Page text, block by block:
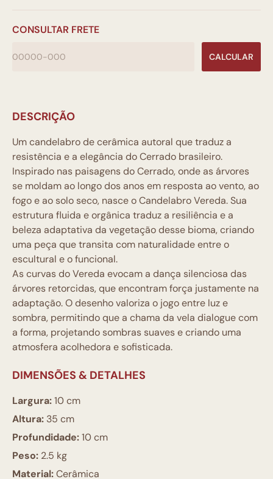
CONSULTAR FRETE
CALCULAR
DESCRIÇÃO
Um candelabro de cerâmica autoral que traduz a
resistência e a elegância do Cerrado brasileiro.
Inspirado nas paisagens do Cerrado, onde as árvores
se moldam ao longo dos anos em resposta ao vento, ao
fogo e ao solo seco, nasce o Candelabro Vereda. Sua
estrutura fluida e orgânica traduz a resiliência e a
beleza adaptativa da vegetação desse bioma, criando
uma peça que transita com naturalidade entre o
escultural e o funcional.
As curvas do Vereda evocam a dança silenciosa das
árvores retorcidas, que encontram força justamente na
adaptação. O desenho valoriza o jogo entre luz e
sombra, permitindo que a chama da vela dialogue com
a forma, projetando sombras suaves e criando uma
atmosfera acolhedora e sofisticada.
DIMENSÕES & DETALHES
Largura:10 cm
Altura: 35 cm
Profundidade:10 cm
Peso: 2.5 kg
Material:Cerâmica